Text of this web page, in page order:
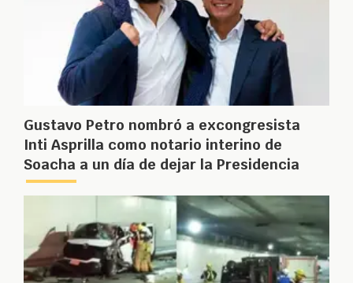
Gustavo Petro nombró a excongresista
Inti Asprilla como notario interino de
Soacha a un día de dejar la Presidencia